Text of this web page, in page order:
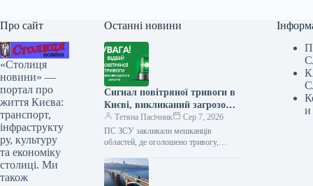
Про сайт
«Столиця
новини» —
портал про
життя Києва:
транспорт,
інфраструкту
ру, культуру
та економіку
столиці. Ми
також
Останні новини
Сигнал повітряної тривоги в
Києві, викликаний загрозою
балістичних ракет, тривав
обмежений час.
Тетяна Пасічник
Сер 7, 2026
ПС ЗСУ закликали мешканців
областей, де оголошено тривогу,
там до офіційного сигналу про
відбій…
и